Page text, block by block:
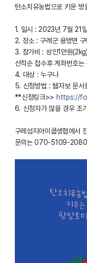
탄소치유농법으로 키운
1. 일시 : 2023년 7월 21
2. 장소 : 구례군 용방면
3. 참가비 : 성인1만원
선착순 접수후 계좌번호
4. 대상 : 누구나
5. 신청방법 : 웹자보 문서
**신청링크>> https://
6. 신청자가 많을 경우 조
구례섬지아이쿱생협에서
문의는 070-5109-